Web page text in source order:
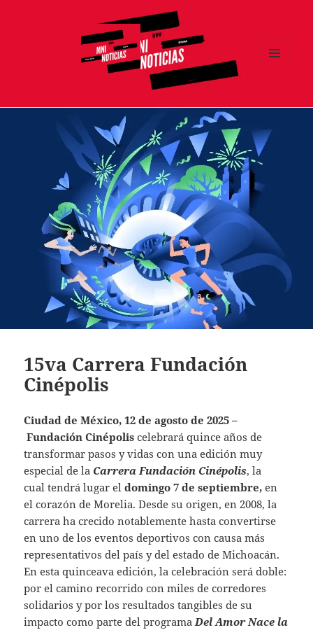
15va Carrera Fundación
Cinépolis
Ciudad de México, 12 de agosto de 2025 –
Fundación Cinépolis celebrará quince años de
transformar pasos y vidas con una edición muy
especial de la Carrera Fundación Cinépolis, la
cual tendrá lugar eldomingo 7 de septiembre, en
el corazón de Morelia. Desde su origen, en 2008, la
carrera ha crecido notablemente hasta convertirse
en uno de los eventos deportivos con causa más
representativos del país y del estado de Michoacán.
En esta quinceava edición, la celebración será doble:
por el camino recorrido con miles de corredores
solidarios y por los resultados tangibles de su
impacto como parte del programa Del Amor Nace la